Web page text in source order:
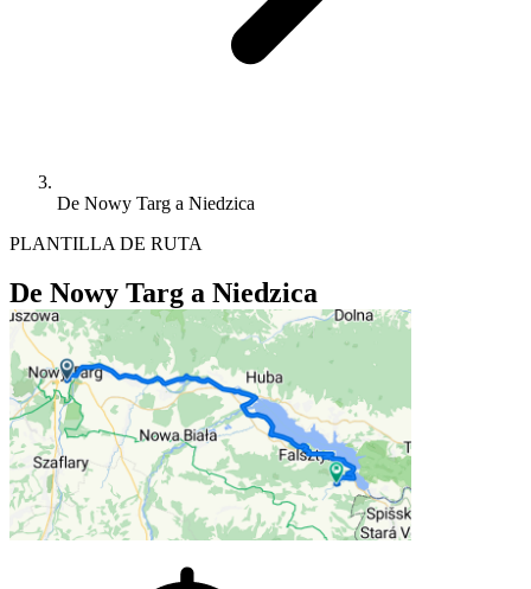
De Nowy Targ a Niedzica
PLANTILLA DE RUTA
De Nowy Targ a Niedzica